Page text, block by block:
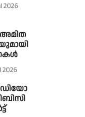
2026
അമിത
2026